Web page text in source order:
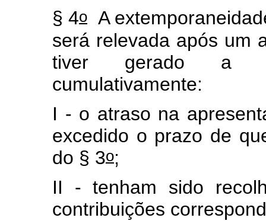
§ 4o A
será relevada após um
tiver gerado a
cumulativamente:
I - o atraso na
excedido o prazo de
do § 3o;
II - tenham sido
contribuições